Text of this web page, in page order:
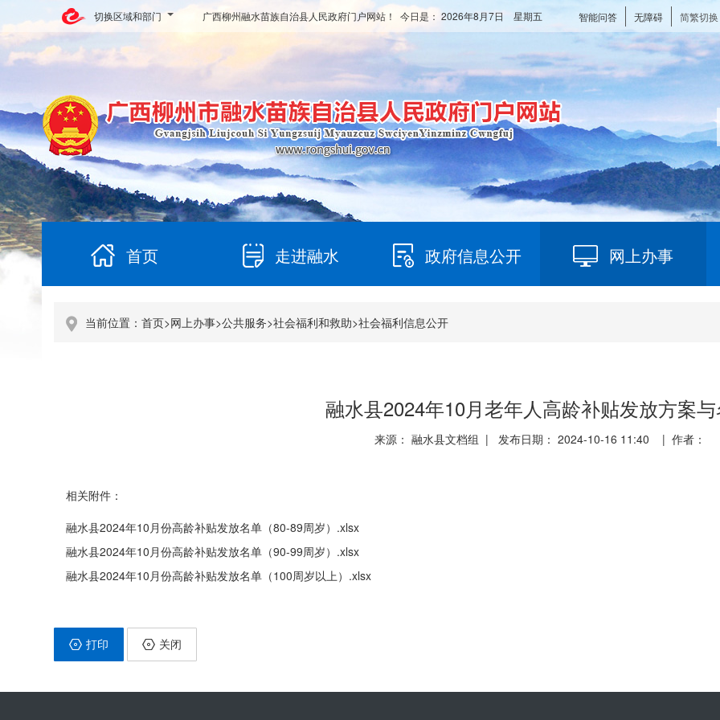
切换区域和部门 智能问答 无障碍 简繁切换
广西柳州融水苗族自治县人民政府门户网站！ 今日是： 2026年8月7日 星期五
首页 走进融水 政府信息公开 网上办事
当前位置： 首页>网上办事>公共服务>社会福利和救助>社会福利信息公开
融水县2024年10月老年人高龄补贴发放方案
来源： 融水县文档组 | 发布日期： 2024-10-16 11:40 | 作者：
相关附件：
融水县2024年10月份高龄补贴发放名单（80-89周岁）.xlsx
融水县2024年10月份高龄补贴发放名单（90-99周岁）.xlsx
融水县2024年10月份高龄补贴发放名单（100周岁以上）.xlsx
打印 关闭